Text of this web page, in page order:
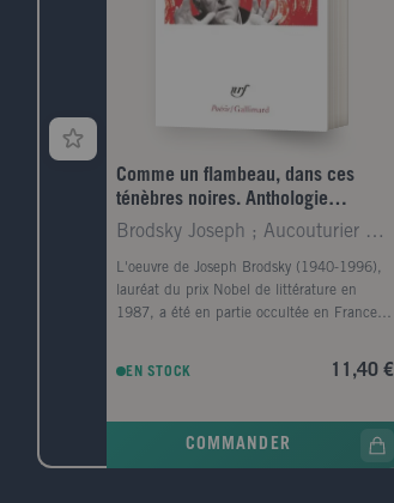
Comme un flambeau, dans ces
ténèbres noires. Anthologie
poétique 1961-1995
Brodsky Joseph ; Aucouturier Michel ; Bordier Jean
L'oeuvre de Joseph Brodsky (1940-1996),
lauréat du prix Nobel de littérature en
1987, a été en partie occultée en France
dissidence du régime soviétique. Pour
de constantes préoccupations
métaphysiques, André Markowicz a
EN STOCK 11,40 €
COMMANDER